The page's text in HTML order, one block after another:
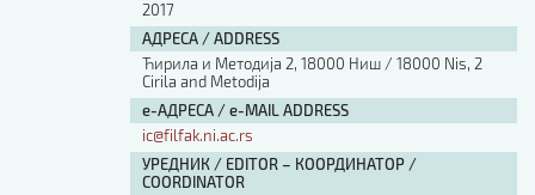
2017
АДРЕСА / ADDRESS
Ћирила и Методија 2, 18000 Ниш / 18000 Nis, 2
Cirila and Metodija
е-АДРЕСА / e-MAIL ADDRESS
ic@filfak.ni.ac.rs
УРЕДНИК / EDITOR – КООРДИНАТОР /
COORDINATOR